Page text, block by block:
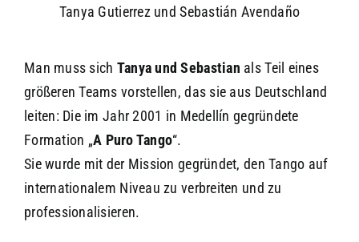
Tanya Gutierrez und Sebastián Avendaño
Man muss sich Tanya und Sebastian als Teil eines
größeren Teams vorstellen, das sie aus Deutschland
leiten: Die im Jahr 2001 in Medellín gegründete
Formation „A Puro Tango“.
Sie wurde mit der Mission gegründet, den Tango auf
internationalem Niveau zu verbreiten und zu
professionalisieren.